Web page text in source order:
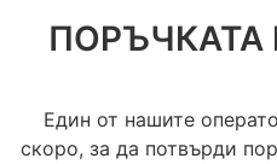
ПОРЪЧКАТА
Един от нашите
скоро, за да потвърди